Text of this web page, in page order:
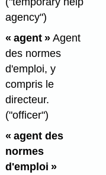
agency")
« agent »Agent
des normes
d'emploi, y
compris le
directeur.
("officer")
« agent des
normes
d'emploi »